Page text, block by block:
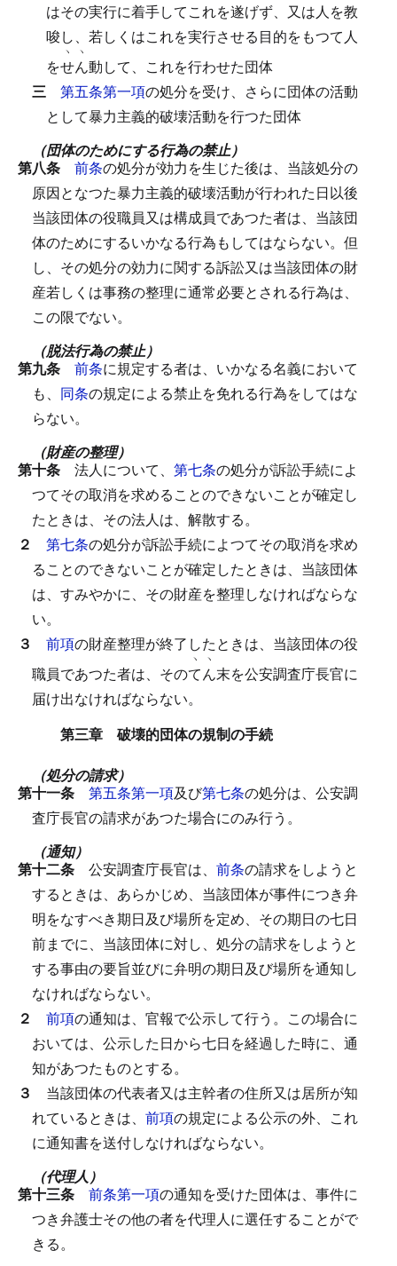
はその実行に着手してこれを遂げず、又は人を教
唆し、若しくはこれを実行させる目的をもつて人
をせ
ヽ
ん
ヽ
動して、これを行わせた団体
三 第五条第一項の処分を受け、さらに団体の活動
として暴力主義的破壊活動を行つた団体
（団体のためにする行為の禁止）
第八条 前条の処分が効力を生じた後は、当該処分の
原因となつた暴力主義的破壊活動が行われた日以後
当該団体の役職員又は構成員であつた者は、当該団
体のためにするいかなる行為もしてはならない。 但
し、その処分の効力に関する訴訟又は当該団体の財
産若しくは事務の整理に通常必要とされる行為は、
この限でない。
（脱法行為の禁止）
第九条 前条に規定する者は、いかなる名義において
も、 同条の規定による禁止を免れる行為をしてはな
らない。
（財産の整理）
第十条 法人について、 第七条の処分が訴訟手続によ
つてその取消を求めることのできないことが確定し
たときは、その法人は、解散する。
２ 第七条の処分が訴訟手続によつてその取消を求め
ることのできないことが確定したときは、当該団体
は、すみやかに、その財産を整理しなければならな
い。
３ 前項の財産整理が終了したときは、当該団体の役
職員であつた者は、そのて
ヽ
ん
ヽ
末を公安調査庁長官に
届け出なければならない。
第三章 破壊的団体の規制の手続
（処分の請求）
第十一条 第五条第一項及び第七条の処分は、公安調
査庁長官の請求があつた場合にのみ行う。
（通知）
第十二条 公安調査庁長官は、 前条の請求をしようと
するときは、あらかじめ、当該団体が事件につき弁
明をなすべき期日及び場所を定め、その期日の七日
前までに、当該団体に対し、処分の請求をしようと
する事由の要旨並びに弁明の期日及び場所を通知し
なければならない。
２ 前項の通知は、官報で公示して行う。 この場合に
おいては、公示した日から七日を経過した時に、通
知があつたものとする。
３ 当該団体の代表者又は主幹者の住所又は居所が知
れているときは、 前項の規定による公示の外、これ
に通知書を送付しなければならない。
（代理人）
第十三条 前条第一項の通知を受けた団体は、事件に
つき弁護士その他の者を代理人に選任することがで
きる。